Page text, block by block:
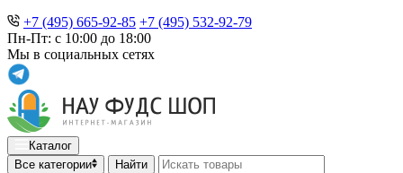
+7 (495) 665-92-85 +7 (495) 532-92-79
Пн-Пт: с 10:00 до 18:00
Мы в социальных сетях
Каталог
Все категории
Найти